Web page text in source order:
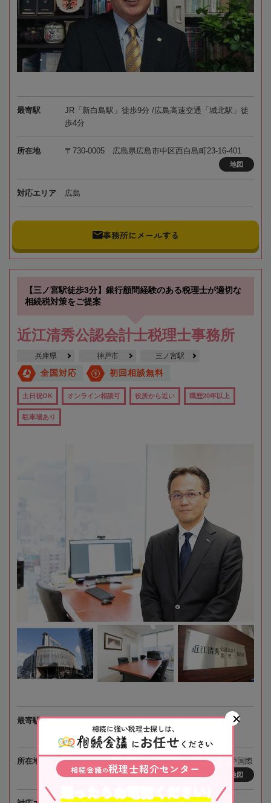
最寄駅
JR「新白島駅」徒歩9分 /広島高速交通「城北駅」徒
歩4分
所在地 〒730-0005 広島県広島市中区西白島町23-16-401
地図
対応エリア 広島
事務所にメールする
【三ノ宮駅徒歩3分】銀行顧問経験のある税理士が適切な
相続税対策をご提案
近江清秀公認会計士税理士事務所
兵庫県 神戸市 三ノ宮駅
全国対応 初回相談無料
土日祝OK オンライン相談可 役所から近い 職歴20年以上
駐車場あり
最寄駅
JR「三ノ宮駅」 / 阪急電鉄・阪神電鉄「神戸三宮
駅」 / 神戸市営地下鉄「三宮駅」各徒歩3分
所在地
〒651-0087 兵庫県神戸市中央区御幸通8-1-6 神戸国際
会館17階
地図
相続に強い税理士探しは、
にお任せ ください
相続会議の税理士紹介センター